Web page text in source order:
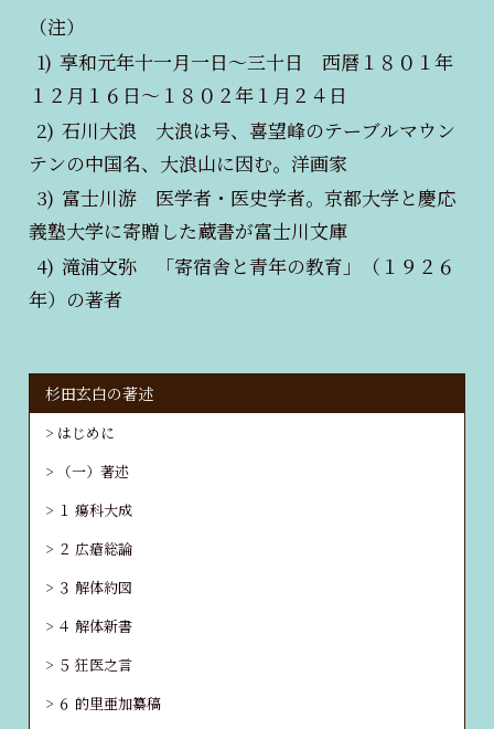
（注）
1) 享和元年十一月一日～三十日 西暦１８０１年
１２月１６日～１８０２年１月２４日
2) 石川大浪 大浪は号、喜望峰のテーブルマウン
テンの中国名、大浪山に因む。洋画家
3) 富士川游 医学者・医史学者。京都大学と慶応
義塾大学に寄贈した蔵書が富士川文庫
4) 滝浦文弥 「寄宿舎と青年の教育」（１９２６
年）の著者
杉田玄白の著述
はじめに
（一）著述
１ 瘍科大成
２ 広瘡総論
３ 解体約図
４ 解体新書
５ 狂医之言
６ 的里亜加纂稿